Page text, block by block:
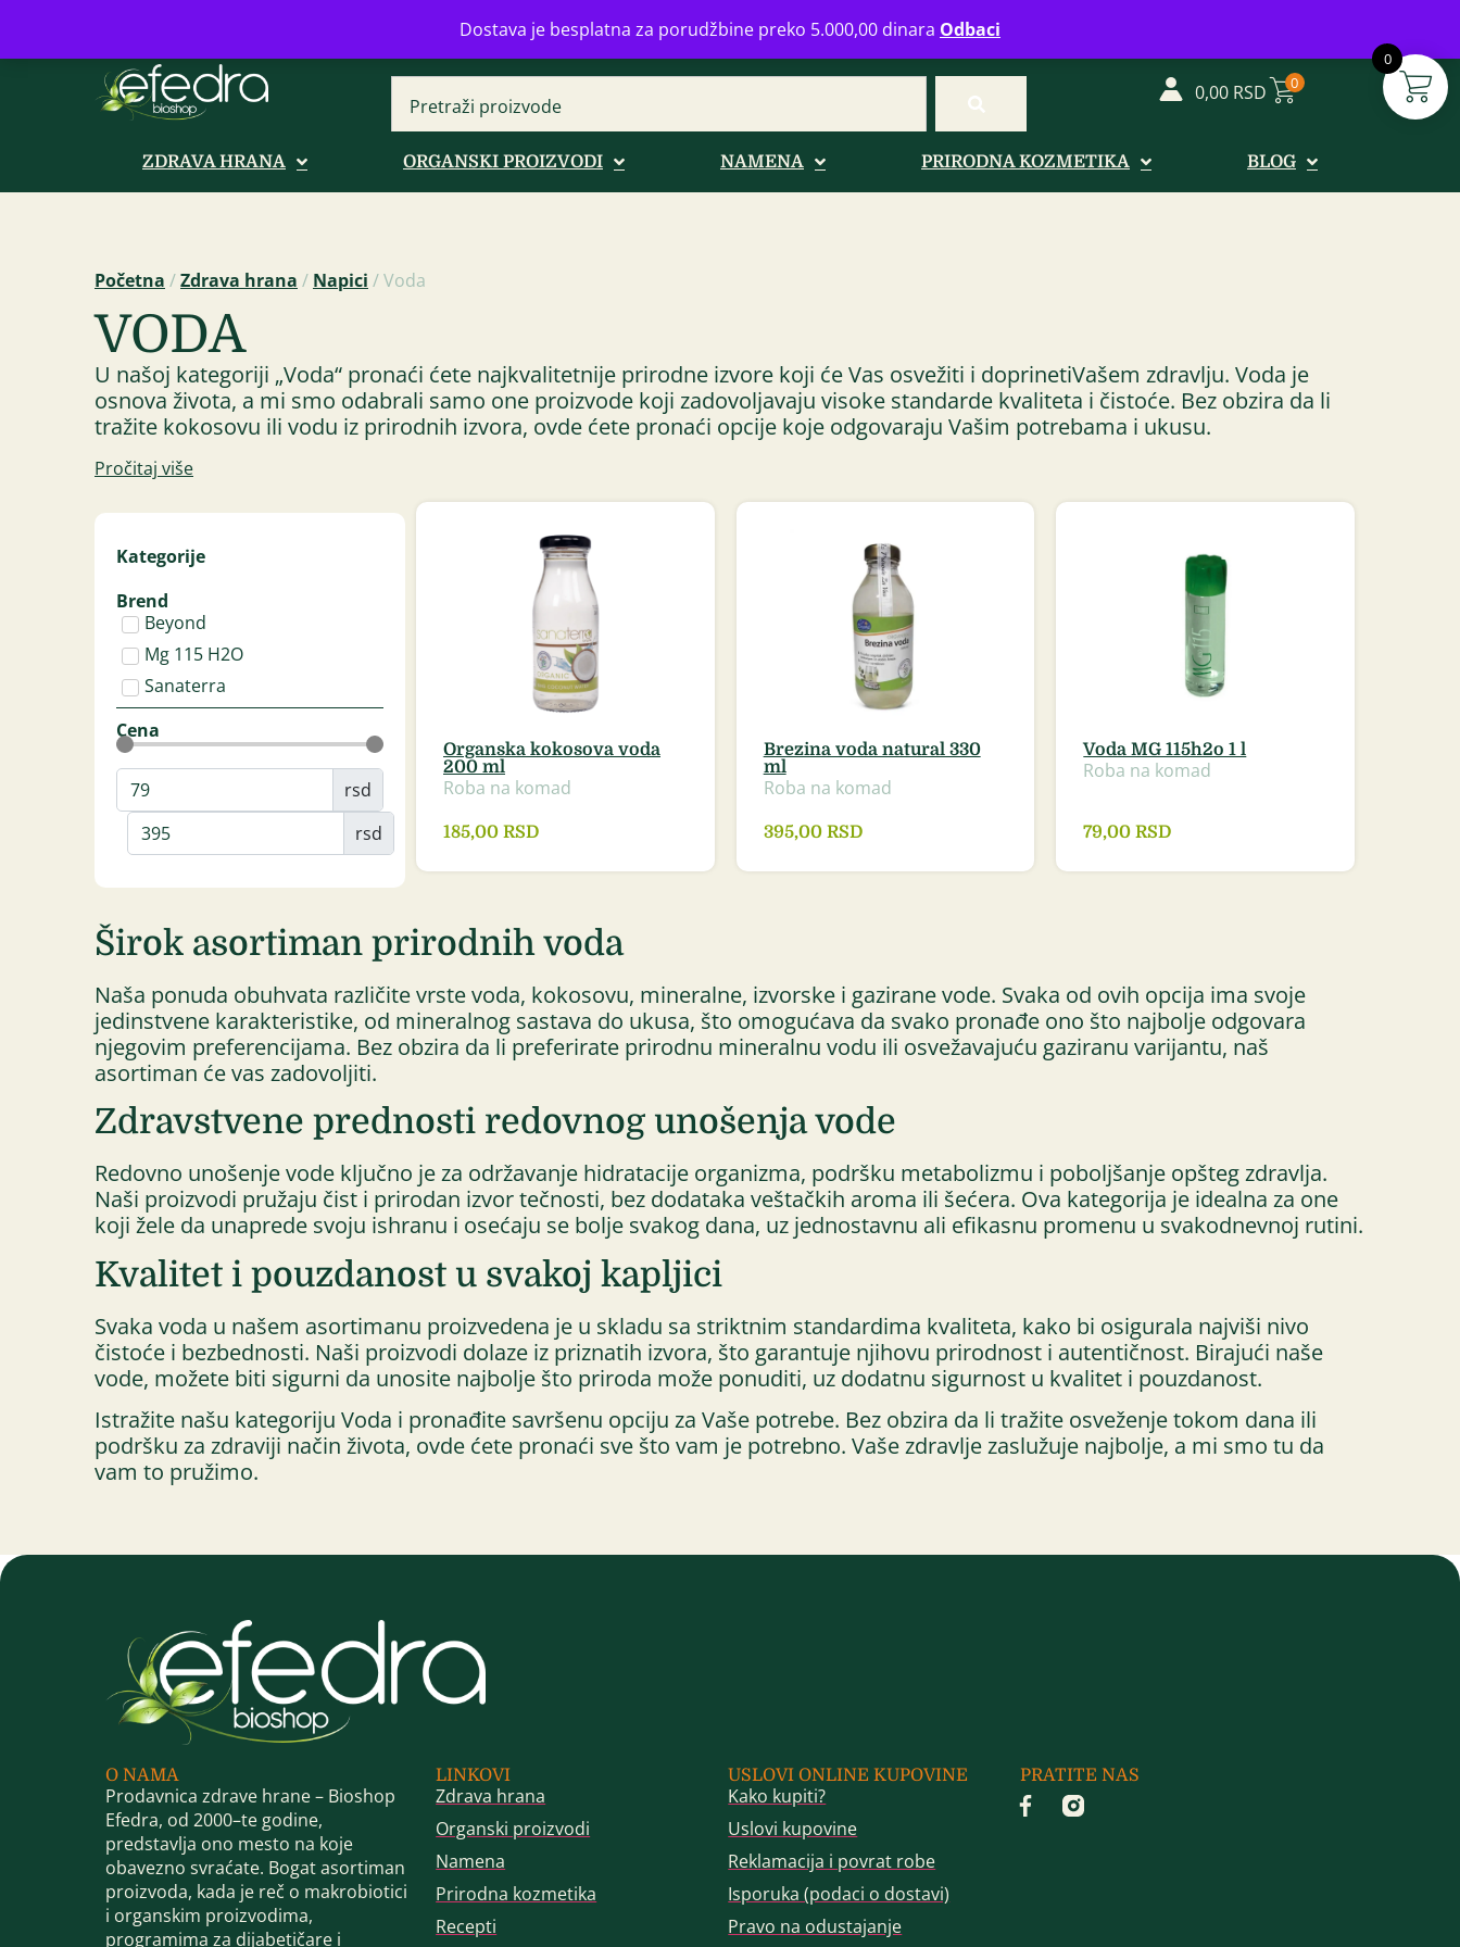
Dostava je besplatna za porudžbine preko 5.000,00 dinara Odbaci
0
Bulevar Mihajla Pupina 16b, Novi Beograd info@zdravahranaonline.rs+381 (0)11 770 39 61Radno vreme: Ponedeljak - Petak od 08-20h
0,00 RSD 0
ZDRAVA HRANA ORGANSKI PROIZVODI NAMENA PRIRODNA KOZMETIKA BLOG
Početna /Zdrava hrana / Napici / Voda
VODA
U našoj kategoriji „Voda“ pronaći ćete najkvalitetnije prirodne izvore koji će Vas osvežiti i doprinetiVašem zdravlju. Voda je
osnova života, a mi smo odabrali samo one proizvode koji zadovoljavaju visoke standarde kvaliteta i čistoće. Bez obzira da li
tražite kokosovu ili vodu iz prirodnih izvora, ovde ćete pronaći opcije koje odgovaraju Vašim potrebama i ukusu.
Pročitaj više
Kategorije
Brend
Beyond
Mg 115 H2O
Sanaterra
Cena
rsd
rsd
Organska kokosova voda
200 ml
Roba na komad
185,00 RSD
Brezina voda natural 330
ml
Roba na komad
395,00 RSD
Voda MG 115h2o 1 l
Roba na komad
79,00RSD
Širok asortiman prirodnih voda
Naša ponuda obuhvata različite vrste voda, kokosovu, mineralne, izvorske i gazirane vode. Svaka od ovih opcija ima svoje
jedinstvene karakteristike, od mineralnog sastava do ukusa, što omogućava da svako pronađe ono što najbolje odgovara
njegovim preferencijama. Bez obzira da li preferirate prirodnu mineralnu vodu ili osvežavajuću gaziranu varijantu, naš
asortiman će vas zadovoljiti.
Zdravstvene prednosti redovnog unošenja vode
Redovno unošenje vode ključno je za održavanje hidratacije organizma, podršku metabolizmu i poboljšanje opšteg zdravlja.
Naši proizvodi pružaju čist i prirodan izvor tečnosti, bez dodataka veštačkih aroma ili šećera. Ova kategorija je idealna za one
koji žele da unaprede svoju ishranu i osećaju se bolje svakog dana, uz jednostavnu ali efikasnu promenu u svakodnevnoj rutini.
Kvalitet i pouzdanost u svakoj kapljici
Svaka voda u našem asortimanu proizvedena je u skladu sa striktnim standardima kvaliteta, kako bi osigurala najviši nivo
čistoće i bezbednosti. Naši proizvodi dolaze iz priznatih izvora, što garantuje njihovu prirodnost i autentičnost. Birajući naše
vode, možete biti sigurni da unosite najbolje što priroda može ponuditi, uz dodatnu sigurnost u kvalitet i pouzdanost.
Istražite našu kategoriju Voda i pronađite savršenu opciju za Vaše potrebe. Bez obzira da li tražite osveženje tokom dana ili
podršku za zdraviji način života, ovde ćete pronaći sve što vam je potrebno. Vaše zdravlje zaslužuje najbolje, a mi smo tu da
vam to pružimo.
O NAMA
Prodavnica zdrave hrane – Bioshop
Efedra, od 2000–te godine,
predstavlja ono mesto na koje
obavezno svraćate. Bogat asortiman
proizvoda, kada je reč o makrobiotici
i organskim proizvodima,
programima za dijabetičare i
LINKOVI
Zdrava hrana
Organski proizvodi
Namena
Prirodna kozmetika
Recepti
USLOVI ONLINE KUPOVINE
Kako kupiti?
Uslovi kupovine
Reklamacija i povrat robe
Isporuka (podaci o dostavi)
Pravo na odustajanje
PRATITE NAS